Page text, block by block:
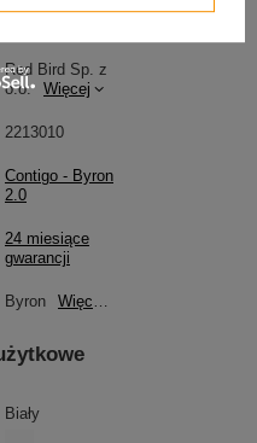
Red Bird Sp. z
o.o.
Więcej
2213010
Contigo - Byron
2.0
24 miesiące
gwarancji
Byron Więcej
Biały